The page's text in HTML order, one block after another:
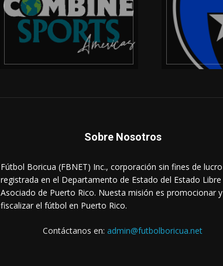
Sobre Nosotros
Fútbol Boricua (FBNET) Inc., corporación sin fines de lucro
registrada en el Departamento de Estado del Estado Libre
Asociado de Puerto Rico. Nuesta misión es promocionar y
fiscalizar el fútbol en Puerto Rico.
Contáctanos en: admin@futbolboricua.net